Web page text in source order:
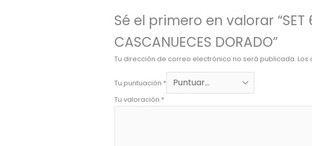
Sé el primero en valorar “SET
CASCANUECES DORADO”
Tu dirección de correo electrónico no será publicada. Los
Tu puntuación *
Tu valoración *